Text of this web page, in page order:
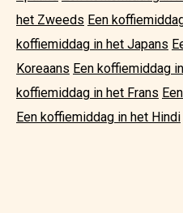
het Zweeds Een
koffiemiddag in het Japans
Koreaans Een koffiemiddag
koffiemiddag in het Frans
Een koffiemiddag in het Hindi